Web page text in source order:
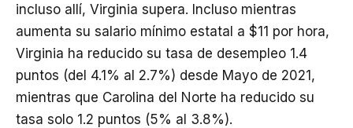
incluso allí, Virginia supera. Incluso mientras
aumenta su salario mínimo estatal a $11 por hora,
Virginia ha reducido su tasa de desempleo 1.4
puntos (del 4.1% al 2.7%) desde Mayo de 2021,
mientras que Carolina del Norte ha reducido su
tasa solo 1.2 puntos (5% al 3.8%).